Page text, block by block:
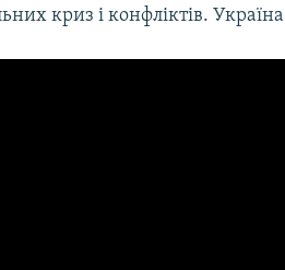
криз і конфліктів.